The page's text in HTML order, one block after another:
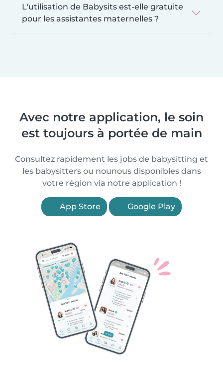
L'utilisation de Babysits est-elle gratuite
pour les assistantes maternelles ?
Avec notre application, le soin
est toujours à portée de main
Consultez rapidement les jobs de babysitting et
les babysitters ou nounous disponibles dans
votre région via notre application !
App Store Google Play